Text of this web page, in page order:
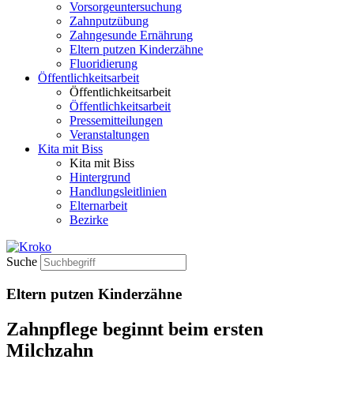
Vorsorgeuntersuchung
Zahnputzübung
Zahngesunde Ernährung
Eltern putzen Kinderzähne
Fluoridierung
Öffentlichkeitsarbeit
Öffentlichkeitsarbeit
Öffentlichkeitsarbeit
Pressemitteilungen
Veranstaltungen
Kita mit Biss
Kita mit Biss
Hintergrund
Handlungsleitlinien
Elternarbeit
Bezirke
Suche
Eltern putzen Kinderzähne
Zahnpflege beginnt beim ersten
Milchzahn